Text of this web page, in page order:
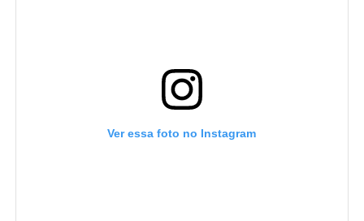
Ver essa foto no Instagram